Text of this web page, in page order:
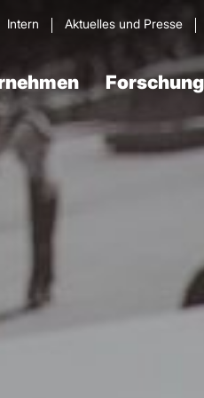
Intern Aktuelles und Presse